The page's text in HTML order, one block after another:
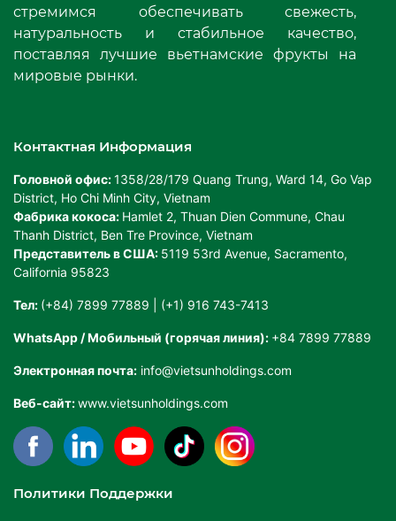
стремимся обеспечивать свежесть,
натуральность и стабильное качество,
поставляя лучшие вьетнамские фрукты на
мировые рынки.
Контактная Информация
Головной офис:1358/28/179 Quang Trung, Ward 14, Go Vap
District, Ho Chi Minh City, Vietnam
Фабрика кокоса: Hamlet 2, Thuan Dien Commune, Chau
Thanh District, Ben Tre Province, Vietnam
Представитель в США: 5119 53rd Avenue, Sacramento,
California 95823
Тел: (+84) 7899 77889 | (+1) 916 743-7413
WhatsApp / Мобильный (горячая линия): +84 7899 77889
Электронная почта: info@vietsunholdings.com
Веб-сайт:www.vietsunholdings.com
Политики Поддержки